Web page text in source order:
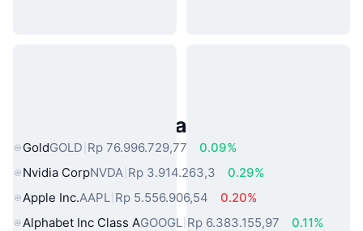
Aset Dunia Nyata Populer
GoldGOLD Rp 76.996.729,77
0.09%
Nvidia CorpNVDA Rp 3.914.263,3
0.29%
Apple Inc.AAPL Rp 5.556.906,54
0.20%
Alphabet Inc Class AGOOGL Rp 6.383.155,97
0.11%